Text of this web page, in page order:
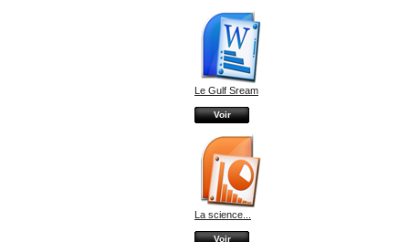
Le Gulf Sream
Voir
La science...
Voir